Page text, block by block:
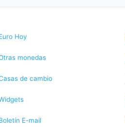
Hoy
monedas
de cambio
E-mail